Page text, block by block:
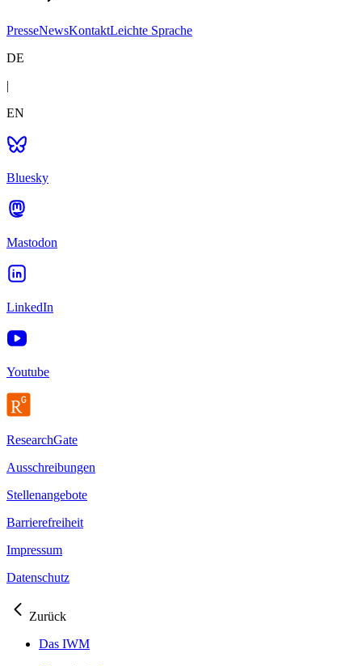
PresseNewsKontaktLeichte Sprache
DE
|
EN
Bluesky
Mastodon
LinkedIn
Youtube
ResearchGate
Ausschreibungen
Stellenangebote
Barrierefreiheit
Impressum
Datenschutz
Zurück
Das IWM